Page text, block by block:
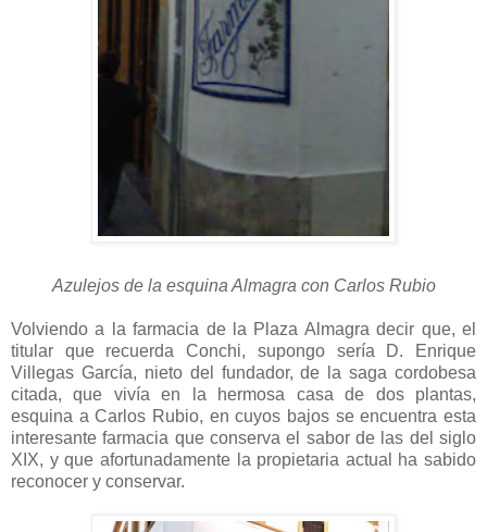
Azulejos de la esquina Almagra con Carlos Rubio
Volviendo a la farmacia de la Plaza Almagra decir que, el
titular que recuerda Conchi, supongo sería D. Enrique
Villegas García, nieto del fundador, de la saga cordobesa
citada, que vivía en la hermosa casa de dos plantas,
esquina a Carlos Rubio, en cuyos bajos se encuentra esta
interesante farmacia que conserva el sabor de las del siglo
XIX, y que afortunadamente la propietaria actual ha sabido
reconocer y conservar.